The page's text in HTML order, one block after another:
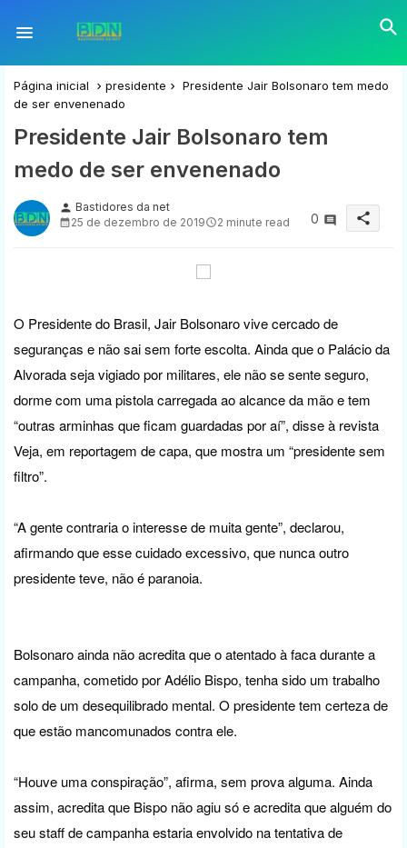
Página inicial presidente
Presidente Jair Bolsonaro tem medo
de ser envenenado
Presidente Jair Bolsonaro tem
medo de ser envenenado
person Bastidores da net
25 de dezembro de 2019
2 minute read 0 share
O Presidente do Brasil, Jair Bolsonaro vive cercado de
seguranças e não sai sem forte escolta. Ainda que o Palácio da
Alvorada seja vigiado por militares, ele não se sente seguro,
dorme com uma pistola carregada ao alcance da mão e tem
“outras arminhas que ficam guardadas por aí”, disse à revista
Veja, em reportagem de capa, que mostra um “presidente sem
filtro”.
“A gente contraria o interesse de muita gente”, declarou,
afirmando que esse cuidado excessivo, que nunca outro
presidente teve, não é paranoia.
Bolsonaro ainda não acredita que o atentado à faca durante a
campanha, cometido por Adélio Bispo, tenha sido um trabalho
solo de um desequilibrado mental. O presidente tem certeza de
que estão mancomunados contra ele.
“Houve uma conspiração”, afirma, sem prova alguma. Ainda
assim, acredita que Bispo não agiu só e acredita que alguém do
seu staff de campanha estaria envolvido na tentativa de